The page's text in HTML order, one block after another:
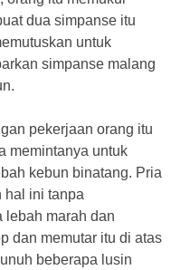
dua simpanse itu
untuk
simpanse malang
pekerjaan orang itu
memintanya untuk
kebun binatang. Pria
hal ini tanpa
lebah marah dan
dan memutar itu di atas
beberapa lusin